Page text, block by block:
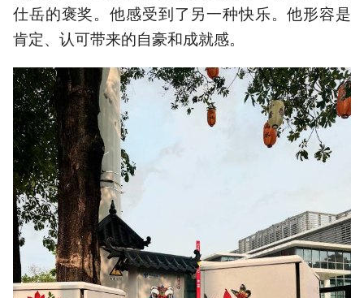
仕岳的褒奖。他感受到了另一种快乐。他形容是
肯定、认可带来的自豪和成就感。